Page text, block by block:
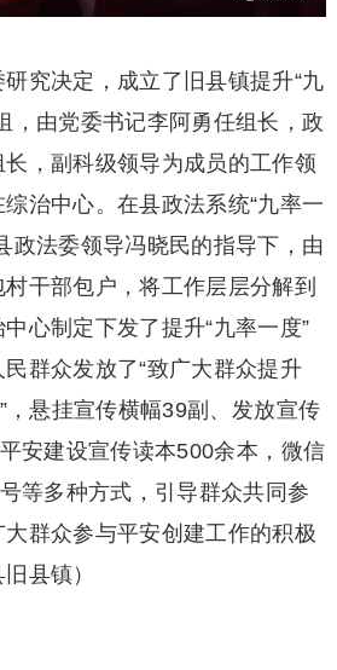
究决定，成立了旧县镇提升“九
，由党委书记李阿勇任组长，政
，副科级领导为成员的工作领
治中心。在县政法系统“九率一
政法委领导冯晓民的指导下，由
干部包户，将工作层层分解到
心制定下发了提升“九率一度”
群众发放了“致广大群众提升
，悬挂宣传横幅39副、发放宣传
安建设宣传读本500余本，微信
等多种方式，引导群众共同参
群众参与平安创建工作的积极
县镇）